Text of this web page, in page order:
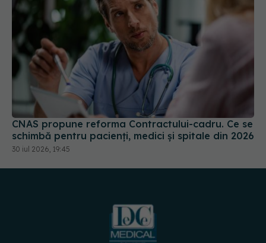
CNAS propune reforma Contractului-cadru. Ce se
schimbă pentru pacienți, medici și spitale din 2026
30 iul 2026, 19:45
URMĂREȘTE-NE PE: